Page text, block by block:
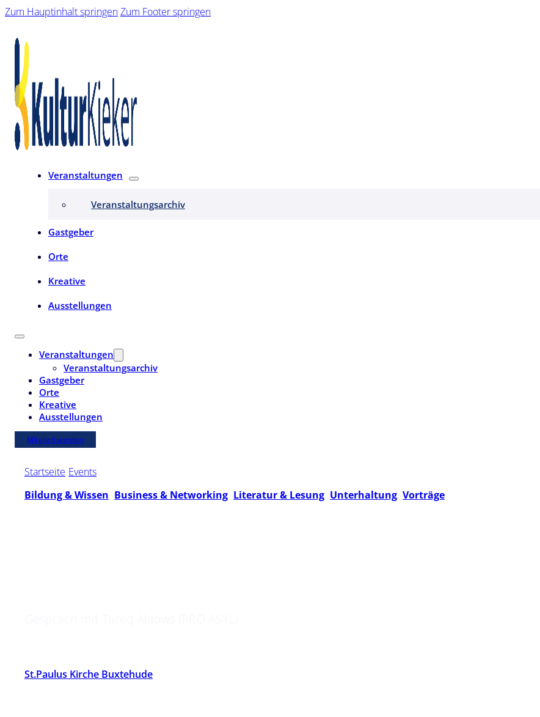
Zum Hauptinhalt springenZum Footer springen
Veranstaltungen
Veranstaltungsarchiv
Gastgeber
Orte
Kreative
Ausstellungen
Veranstaltungen
Veranstaltungsarchiv
Gastgeber
Orte
Kreative
Ausstellungen
Mitglied werden
Startseite Events
Bildung & Wissen Business & Networking Literatur & Lesung Unterhaltung Vorträge
St.Paulus Kirche Buxtehude